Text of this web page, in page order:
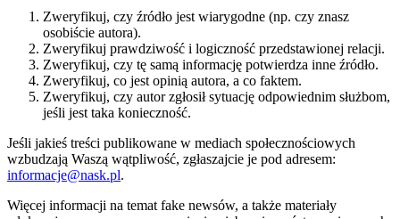
Zweryfikuj, czy źródło jest wiarygodne (np. czy znasz
osobiście autora).
Zweryfikuj prawdziwość i logiczność przedstawionej relacji.
Zweryfikuj, czy tę samą informację potwierdza inne źródło.
Zweryfikuj, co jest opinią autora, a co faktem.
Zweryfikuj, czy autor zgłosił sytuację odpowiednim służbom,
jeśli jest taka konieczność.
Jeśli jakieś treści publikowane w mediach społecznościowych
wzbudzają Waszą wątpliwość, zgłaszajcie je pod adresem:
informacje@nask.pl.
Więcej informacji na temat fake newsów, a także materiały